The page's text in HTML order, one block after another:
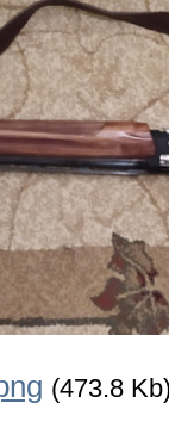
(473.8